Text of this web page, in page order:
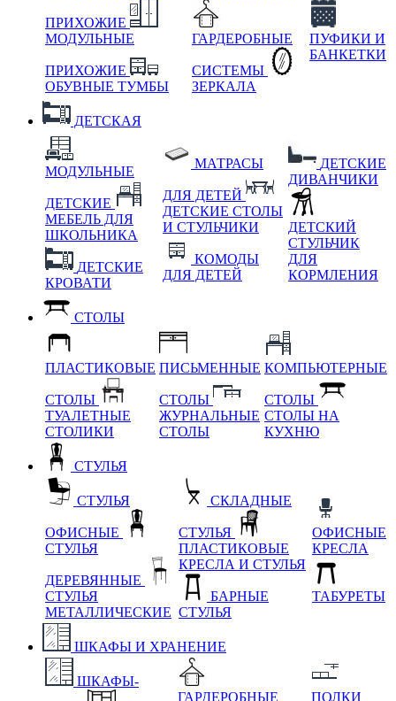
ПРИХОЖИЕ
МОДУЛЬНЫЕ
ПРИХОЖИЕ
ОБУВНЫЕ ТУМБЫ
ГАРДЕРОБНЫЕ
СИСТЕМЫ
ЗЕРКАЛА
ПУФИКИ И
БАНКЕТКИ
ДЕТСКАЯ
МОДУЛЬНЫЕ
ДЕТСКИЕ
МЕБЕЛЬ ДЛЯ
ШКОЛЬНИКА
ДЕТСКИЕ
КРОВАТИ
МАТРАСЫ
ДЛЯ ДЕТЕЙ
ДЕТСКИЕ СТОЛЫ
И СТУЛЬЧИКИ
КОМОДЫ
ДЛЯ ДЕТЕЙ
ДЕТСКИЕ
ДИВАНЧИКИ
ДЕТСКИЙ
СТУЛЬЧИК
ДЛЯ
КОРМЛЕНИЯ
СТОЛЫ
ПЛАСТИКОВЫЕ
СТОЛЫ
ТУАЛЕТНЫЕ
СТОЛИКИ
ПИСЬМЕННЫЕ
СТОЛЫ
ЖУРНАЛЬНЫЕ
СТОЛЫ
КОМПЬЮТЕРНЫЕ
СТОЛЫ
СТОЛЫ НА
КУХНЮ
СТУЛЬЯ
СТУЛЬЯ
ОФИСНЫЕ
СТУЛЬЯ
ДЕРЕВЯННЫЕ
СТУЛЬЯ
МЕТАЛЛИЧЕСКИЕ
СКЛАДНЫЕ
СТУЛЬЯ
ПЛАСТИКОВЫЕ
КРЕСЛА И СТУЛЬЯ
БАРНЫЕ
СТУЛЬЯ
ОФИСНЫЕ
КРЕСЛА
ТАБУРЕТЫ
ШКАФЫ И ХРАНЕНИЕ
ШКАФЫ-
ГАРДЕРОБНЫЕ
ПОЛКИ